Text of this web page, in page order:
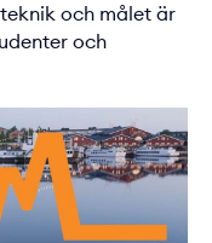
och målet är
och